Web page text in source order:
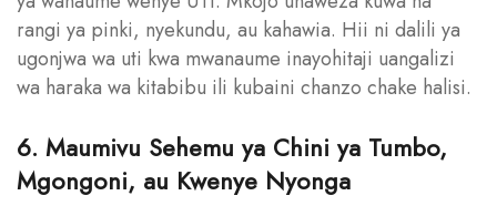
rangi ya pinki, nyekundu, au kahawia. Hii ni dalili ya
ugonjwa wa uti kwa mwanaume inayohitaji uangalizi
wa haraka wa kitabibu ili kubaini chanzo chake halisi.
6. Maumivu Sehemu ya Chini ya Tumbo,
Mgongoni, au Kwenye Nyonga